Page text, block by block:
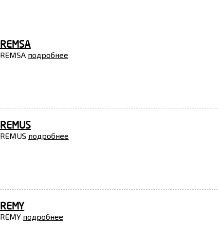
REMSA
REMSA подробнее
REMUS
REMUS подробнее
REMY
REMY подробнее